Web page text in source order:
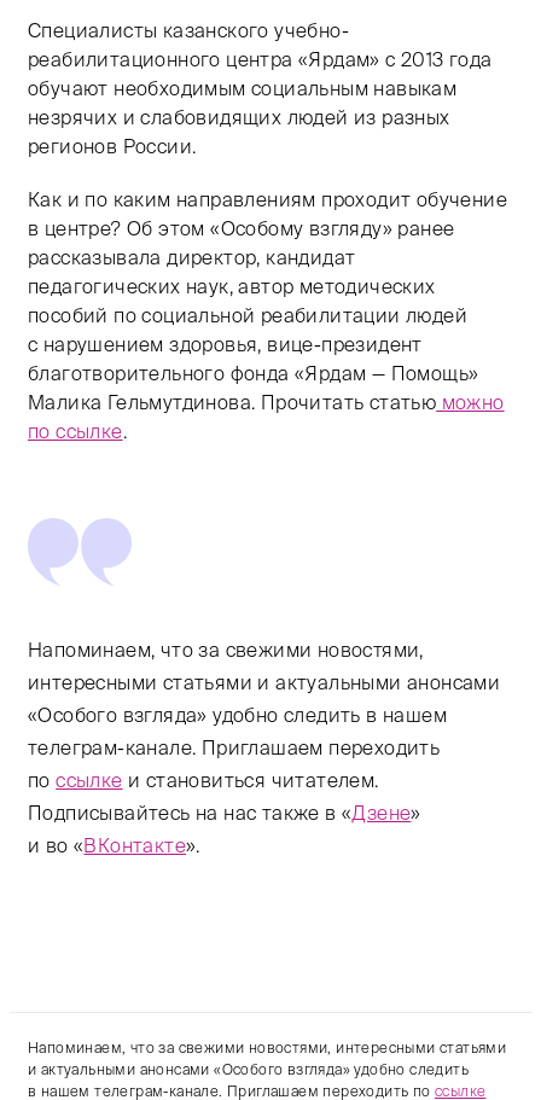
Специалисты казанского учебно-
реабилитационного центра «Ярдам» с 2013 года
обучают необходимым социальным навыкам
незрячих и слабовидящих людей из разных
регионов России.
Как и по каким направлениям проходит обучение
в центре? Об этом «Особому взгляду» ранее
рассказывала директор, кандидат
педагогических наук, автор методических
пособий по социальной реабилитации людей
с нарушением здоровья, вице-президент
благотворительного фонда «Ярдам — Помощь»
Малика Гельмутдинова. Прочитать статью можно
по ссылке.
Напоминаем, что за свежими новостями,
интересными статьями и актуальными анонсами
«Особого взгляда» удобно следить в нашем
телеграм-канале. Приглашаем переходить
поссылке и становиться читателем.
Подписывайтесь на нас также в «Дзене»
и во «ВКонтакте».
Напоминаем, что за свежими новостями, интересными статьями
и актуальными анонсами «Особого взгляда» удобно следить
в нашем телеграм-канале. Приглашаем переходить по ссылке